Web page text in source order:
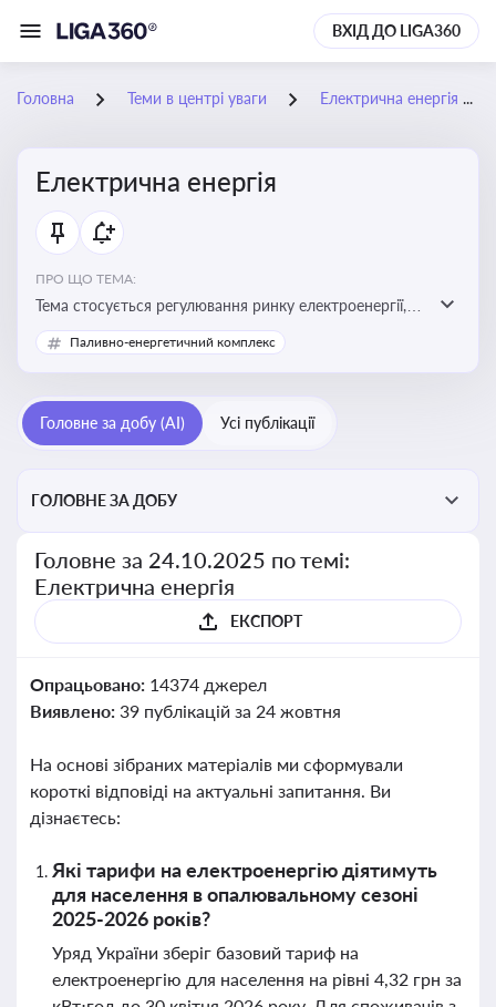
ВХІД ДО LIGA360
Головна Теми в центрі уваги Електрична енергія
Електрична енергія
ПРО ЩО ТЕМА:
Тема стосується регулювання ринку електроенергії,
включаючи її виробництво, постачання та фінансові
стимули для відновлюваної енергетики
Паливно-енергетичний комплекс
Головне за добу (AI) Усі публікації
ГОЛОВНЕ ЗА ДОБУ
Головне за 24.10.2025 по темі:
Електрична енергія
ЕКСПОРТ
Опрацьовано: 14374 джерел
Виявлено: 39 публікацій за 24 жовтня
На основі зібраних матеріалів ми сформували
короткі відповіді на актуальні запитання. Ви
дізнаєтесь:
Які тарифи на електроенергію діятимуть
для населення в опалювальному сезоні
2025-2026 років?
Уряд України зберіг базовий тариф на
електроенергію для населення на рівні 4,32 грн за